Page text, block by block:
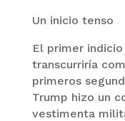
Un inicio tenso
El primer
transcurriría
primeros
Trump hizo un
vestimenta